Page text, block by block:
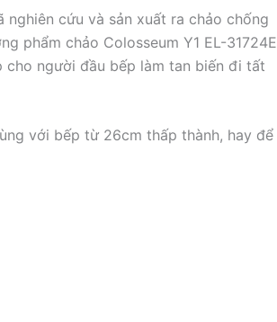
cứu và sản xuất ra chảo chống
phẩm chảo Colosseum Y1 EL-31724E
người đầu bếp làm tan biến đi tất
với bếp từ 26cm thấp thành, hay để